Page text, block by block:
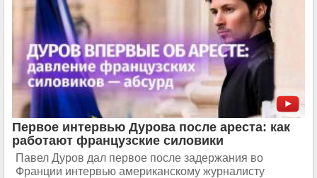
Первое интервью Дурова после ареста: как
работают французские силовики
Павел Дуров дал первое после задержания во
Франции интервью американскому журналисту